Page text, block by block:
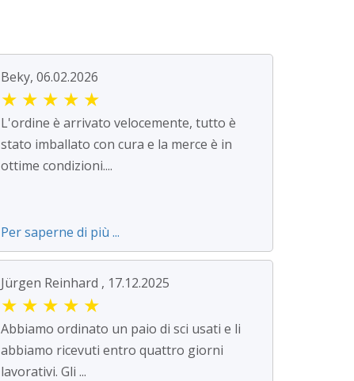
Beky, 06.02.2026
★ ★ ★ ★ ★
L'ordine è arrivato velocemente, tutto è
stato imballato con cura e la merce è in
ottime condizioni....
Per saperne di più ...
Jürgen Reinhard , 17.12.2025
★ ★ ★ ★ ★
Abbiamo ordinato un paio di sci usati e li
abbiamo ricevuti entro quattro giorni
lavorativi. Gli ...